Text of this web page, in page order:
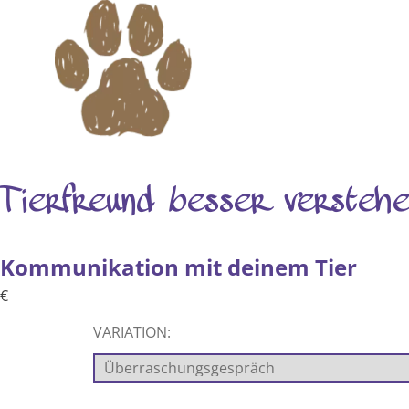
Tierfreund besser
Kommunikation mit deinem Tier
€
VARIATION: